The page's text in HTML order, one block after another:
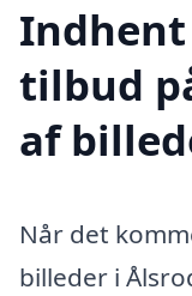
tilbud
af
Når det
billeder i